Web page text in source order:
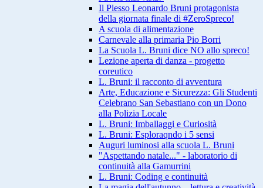
Il Plesso Leonardo Bruni protagonista
della giornata finale di #ZeroSpreco!
A scuola di alimentazione
Carnevale alla primaria Pio Borri
La Scuola L. Bruni dice NO allo spreco!
Lezione aperta di danza - progetto
coreutico
L. Bruni: il racconto di avventura
Arte, Educazione e Sicurezza: Gli Studenti
Celebrano San Sebastiano con un Dono
alla Polizia Locale
L. Bruni: Imballaggi e Curiosità
L. Bruni: Esploraqndo i 5 sensi
Auguri luminosi alla scuola L. Bruni
"Aspettando natale..." - laboratorio di
continuità alla Gamurrini
L. Bruni: Coding e continuità